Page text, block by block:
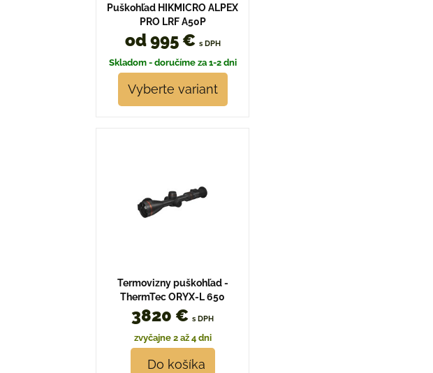
Puškohľad HIKMICRO ALPEX
PRO LRF A50P
od 995 € s DPH
Skladom - doručíme za 1-2 dni
Vyberte variant
Termovizny puškohľad -
ThermTec ORYX-L 650
3820 € s DPH
zvyčajne 2 až 4 dni
Do košíka